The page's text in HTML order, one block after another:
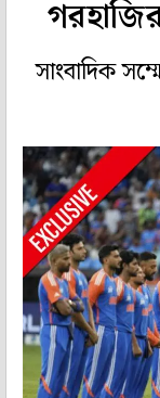
সাংবাদিক